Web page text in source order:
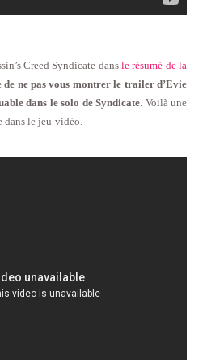
Creed Syndicate dans le résumé de la
de ne pas vous montrer le trailer d’Evie
dans le solo de Syndicate. Voilà une
dans le jeu-vidéo.